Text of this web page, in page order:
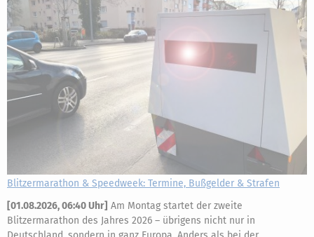
Blitzermarathon & Speedweek: Termine, Bußgelder & Strafen
[01.08.2026, 06:40 Uhr] Am Montag startet der zweite
Blitzermarathon des Jahres 2026 – übrigens nicht nur in